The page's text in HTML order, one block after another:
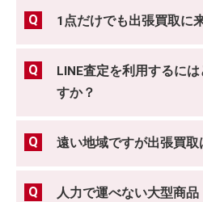
1点だけでも出張買取に
LINE査定を利用するに
すか？
遠い地域ですが出張買取
人力で運べない大型商